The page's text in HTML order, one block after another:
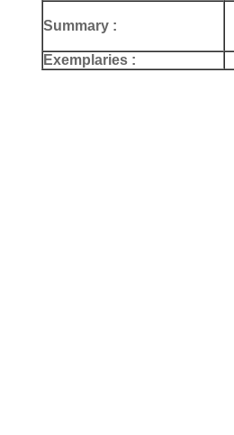
Summary :
Exemplaries :